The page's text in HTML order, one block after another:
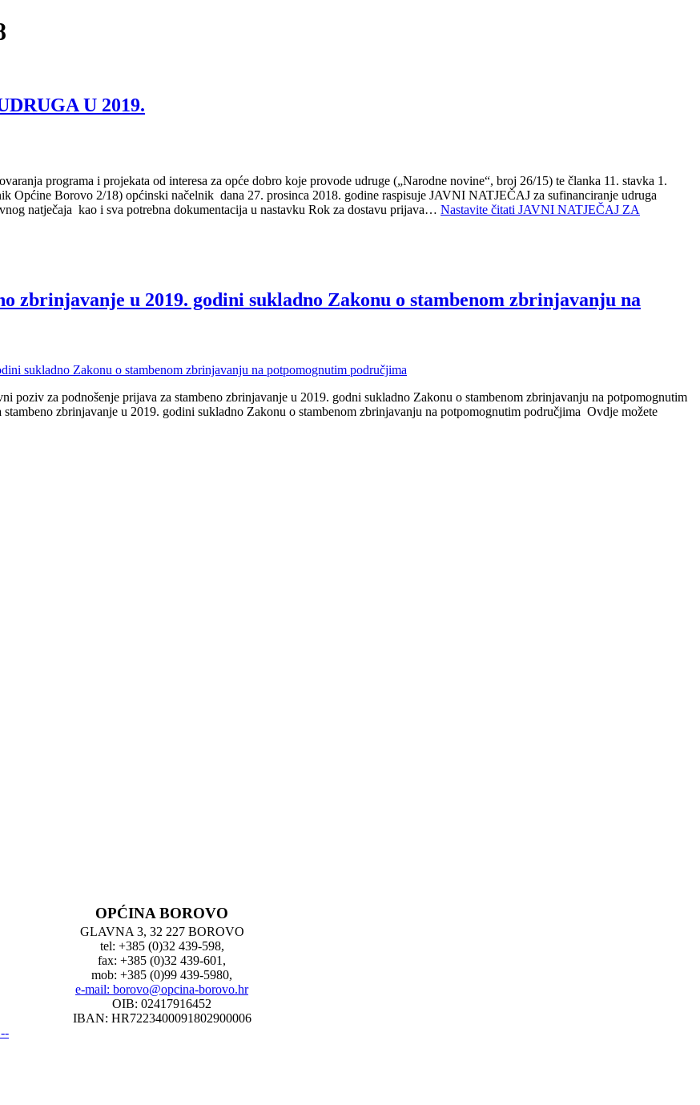
U 2019.
programa i projekata od interesa za opće dobro koje provode udruge („Narodne novine“, broj 26/15) te članka 11. stavka 1.
Općine Borovo 2/18) općinski načelnik dana 27. prosinca 2018. godine raspisuje JAVNI NATJEČAJ za sufinanciranje udruga
natječaja kao i sva potrebna dokumentacija u nastavku Rok za dostavu prijava… Nastavite čitati JAVNI NATJEČAJ ZA
zbrinjavanje u 2019. godini sukladno Zakonu o stambenom zbrinjavanju na
poziv za podnošenje prijava za stambeno zbrinjavanje u 2019. godni sukladno Zakonu o stambenom zbrinjavanju na potpomognutim
zbrinjavanje u 2019. godini sukladno Zakonu o stambenom zbrinjavanju na potpomognutim područjima Ovdje možete
OPĆINA BOROVO
GLAVNA 3, 32 227 BOROVO
tel: +385 (0)32 439-598,
fax: +385 (0)32 439-601,
mob: +385 (0)99 439-5980,
e-mail: borovo@opcina-borovo.hr
OIB: 02417916452
IBAN: HR7223400091802900006